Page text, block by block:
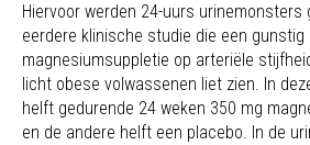
Hiervoor werden 24-uurs urinemonsters
eerdere klinische studie die een
magnesiumsuppletie op arteriële
licht obese volwassenen liet zien. In
helft gedurende 24 weken 350 mg
en de andere helft een placebo. In de